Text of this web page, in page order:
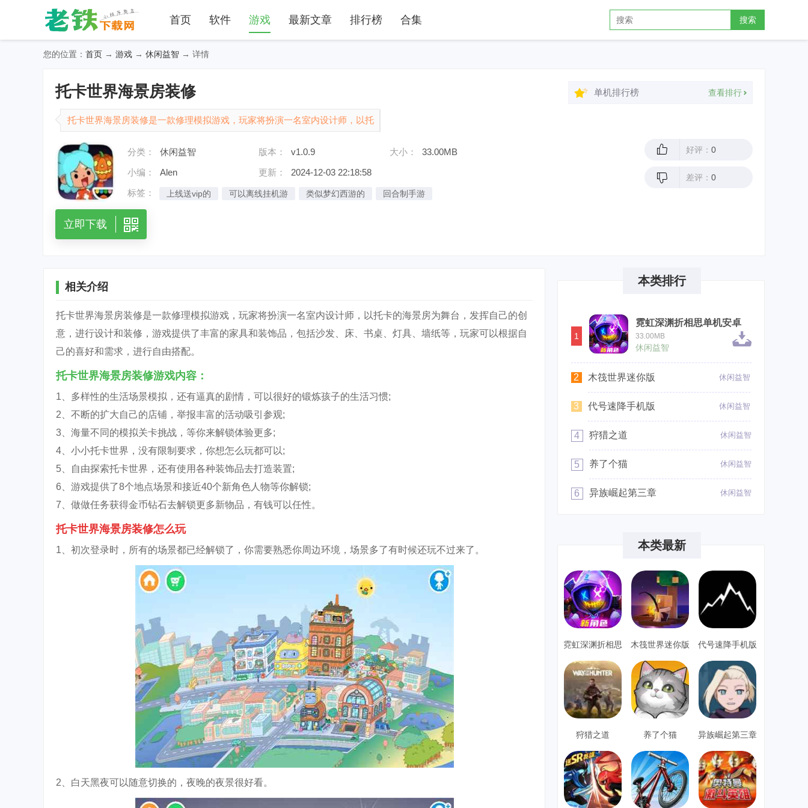
首页 软件 游戏 最新文章 排行榜 合集 搜索
您的位置： 首页 → 游戏 → 休闲益智 → 详情
托卡世界海景房装修
托卡世界海景房装修是一款修理模拟游戏，玩家将扮演一名室内设计师，以托
卡的海景房为舞台，发挥自己的创意，进行设计和装修，游戏提供了丰富的家
具和装饰品，包括沙发、床、书桌、灯具、墙纸等，玩家可以根据自......
分类： 休闲益智 版本： v1.0.9 大小：
33.00MB
小编：
Alen 更新：
2024-12-03 22:18:58
标签：
上线送vip的 可以离线挂机游 类似梦幻西游的 回合制手游
立即下载
单机排行榜 查看排行
好评： 0
差评： 0
相关介绍
托卡世界海景房装修是一款修理模拟游戏，玩家将扮演一名室内设计师，以托卡的海景房为舞台，发挥自己的创
意，进行设计和装修，游戏提供了丰富的家具和装饰品，包括沙发、床、书桌、灯具、墙纸等，玩家可以根据自
己的喜好和需求，进行自由搭配。
托卡世界海景房装修游戏内容：
1、多样性的生活场景模拟，还有逼真的剧情，可以很好的锻炼孩子的生活习惯;
2、不断的扩大自己的店铺，举报丰富的活动吸引参观;
3、海量不同的模拟关卡挑战，等你来解锁体验更多;
4、小小托卡世界，没有限制要求，你想怎么玩都可以;
5、自由探索托卡世界，还有使用各种装饰品去打造装置;
6、游戏提供了8个地点场景和接近40个新角色人物等你解锁;
7、做做任务获得金币钻石去解锁更多新物品，有钱可以任性。
托卡世界海景房装修怎么玩
1、初次登录时，所有的场景都已经解锁了，你需要熟悉你周边环境，场景多了有时候还玩不过来了。
2、白天黑夜可以随意切换的，夜晚的夜景很好看。
本类排行
1
霓虹深渊折相思单机安卓
33.00MB
休闲益智
2 木筏世界迷你版 休闲益智
3 代号速降手机版 休闲益智
4 狩猎之道 休闲益智
5 养了个猫 休闲益智
6 异族崛起第三章 休闲益智
本类最新
霓虹深渊折相思
单机安卓
木筏世界迷你版 代号速降手机版
狩猎之道 养了个猫 异族崛起第三章